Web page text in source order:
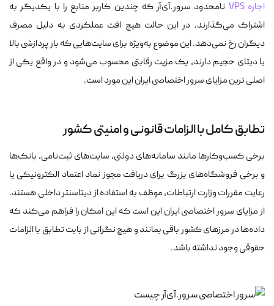
اجاره VPS
نامحدود سرور.آی‌آر که چندین کاربر منابع را با یکدیگر به
اشتراک می‌گذارند، در این حالت هیچ افت عملکردی به دلیل مصرف
دیگران رخ نمی‌دهد. این موضوع به‌ویژه برای سایت‌هایی که بار پردازشی بالا
یا دیتای حجیم دارند، یک مزیت رقابتی محسوب می‌شود و در واقع یکی از
اصلی ترین مزایای سرور اختصاصی ایران این مورد است.
تطابق کامل با الزامات قانونی و امنیتی کشور
برخی کسب‌وکارها مانند سامانه‌های دولتی، سایت‌های ثبت‌نامی، بانک‌ها
و برخی فروشگاه‌های بزرگ برای دریافت مجوز نماد اعتماد الکترونیکی یا
رعایت مقررات وزارت ارتباطات، موظف به استفاده از دیتاسنتر داخلی هستند.
از مزایای سرور اختصاصی ایران این است که این امکان را فراهم می‌کند که
داده‌ها در مرزهای کشور باقی بمانند و هیچ نگرانی از بابت تطابق با الزامات
حقوقی وجود نداشته باشد.